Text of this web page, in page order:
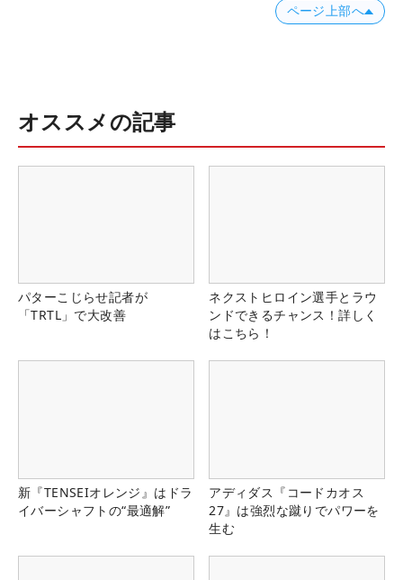
ページ上部へ
オススメの記事
パターこじらせ記者が
「TRTL」で大改善
ネクストヒロイン選手とラウ
ンドできるチャンス！詳しく
はこちら！
新『TENSEIオレンジ』はドラ
イバーシャフトの“最適解”
アディダス『コードカオス
27』は強烈な蹴りでパワーを
生む